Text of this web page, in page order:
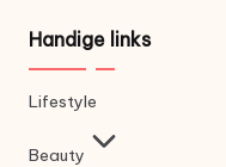
Handige links
Lifestyle
Beauty